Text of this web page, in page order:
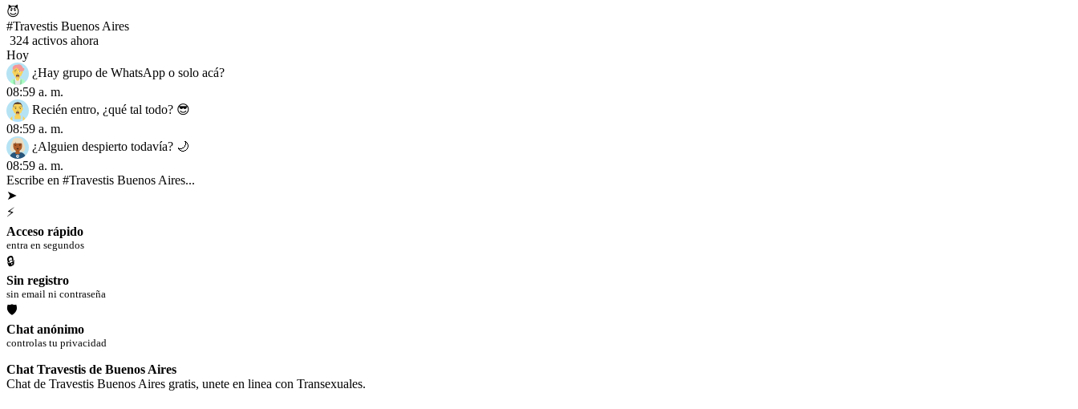
😈
#Travestis Buenos Aires
324 activos ahora
Hoy
¿Hay grupo de WhatsApp o solo acá?
08:59 a. m.
Recién entro, ¿qué tal todo? 😎
08:59 a. m.
¿Alguien despierto todavía? 🌙
08:59 a. m.
Escribe en #Travestis Buenos Aires...
➤
⚡
Acceso rápido
entra en segundos
🔒
Sin registro
sin email ni contraseña
🛡
Chat anónimo
controlas tu privacidad
Chat Travestis de Buenos Aires
Chat de Travestis Buenos Aires gratis, unete en linea con Transexuales.